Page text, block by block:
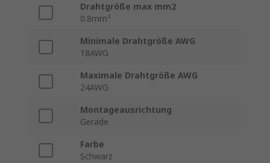
Drahtgröße max mm2
0.8mm²
Minimale Drahtgröße AWG
18AWG
Maximale Drahtgröße AWG
24AWG
Montageausrichtung
Gerade
Farbe
Schwarz